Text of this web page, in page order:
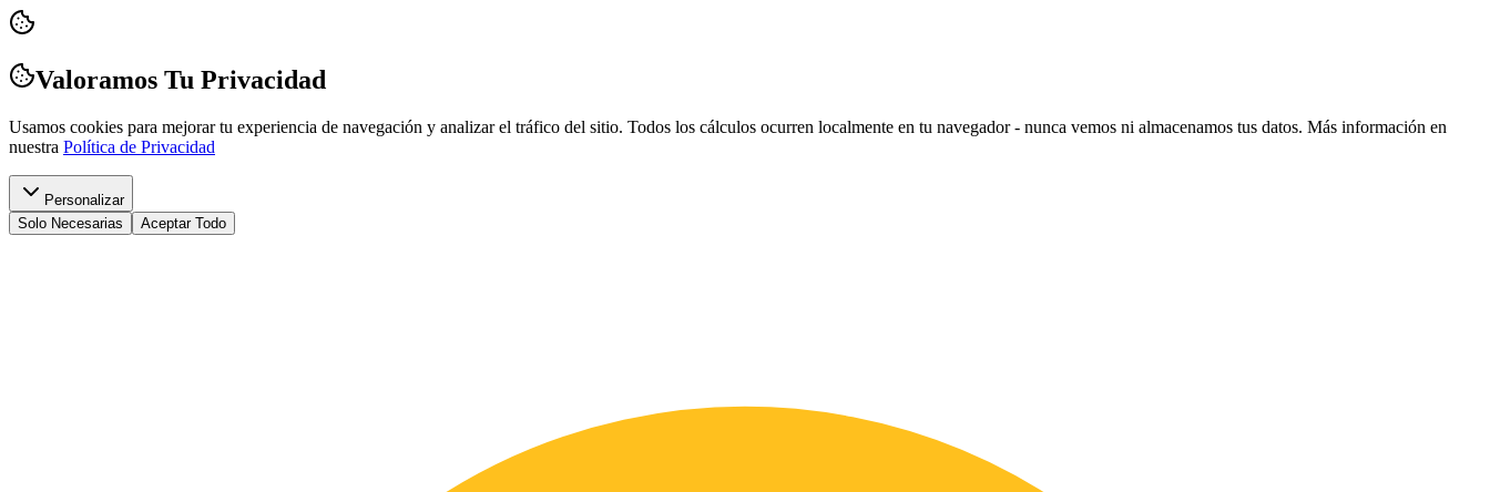
Valoramos Tu Privacidad
Usamos cookies para mejorar tu experiencia de navegación y analizar el tráfico del sitio. Todos los cálculos ocurren localmente en tu navegador - nunca vemos ni almacenamos tus datos. Más información en
nuestra Política de Privacidad
Personalizar
Solo Necesarias
Aceptar Todo